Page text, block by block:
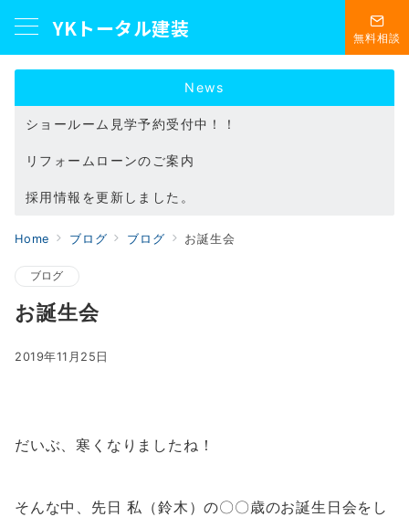
YKトータル建装 無料相談
News
Home ブログ ブログ お誕生会
ブログ
お誕生会
2019年11月25日
だいぶ、寒くなりましたね！
そんな中、先日 私（鈴木）の〇〇歳のお誕生日会をし